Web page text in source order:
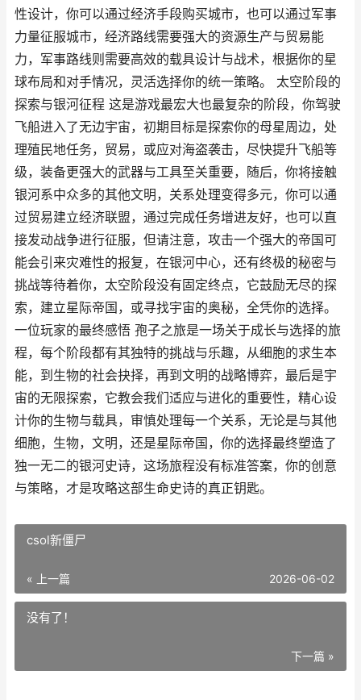
性设计，你可以通过经济手段购买城市，也可以通过军事
力量征服城市，经济路线需要强大的资源生产与贸易能
力，军事路线则需要高效的载具设计与战术，根据你的星
球布局和对手情况，灵活选择你的统一策略。 太空阶段的
探索与银河征程 这是游戏最宏大也最复杂的阶段，你驾驶
飞船进入了无边宇宙，初期目标是探索你的母星周边，处
理殖民地任务，贸易，或应对海盗袭击，尽快提升飞船等
级，装备更强大的武器与工具至关重要，随后，你将接触
银河系中众多的其他文明，关系处理变得多元，你可以通
过贸易建立经济联盟，通过完成任务增进友好，也可以直
接发动战争进行征服，但请注意，攻击一个强大的帝国可
能会引来灾难性的报复，在银河中心，还有终极的秘密与
挑战等待着你，太空阶段没有固定终点，它鼓励无尽的探
索，建立星际帝国，或寻找宇宙的奥秘，全凭你的选择。
一位玩家的最终感悟 孢子之旅是一场关于成长与选择的旅
程，每个阶段都有其独特的挑战与乐趣，从细胞的求生本
能，到生物的社会抉择，再到文明的战略博弈，最后是宇
宙的无限探索，它教会我们适应与进化的重要性，精心设
计你的生物与载具，审慎处理每一个关系，无论是与其他
细胞，生物，文明，还是星际帝国，你的选择最终塑造了
独一无二的银河史诗，这场旅程没有标准答案，你的创意
与策略，才是攻略这部生命史诗的真正钥匙。
csol新僵尸
« 上一篇 2026-06-02
没有了！
下一篇 »